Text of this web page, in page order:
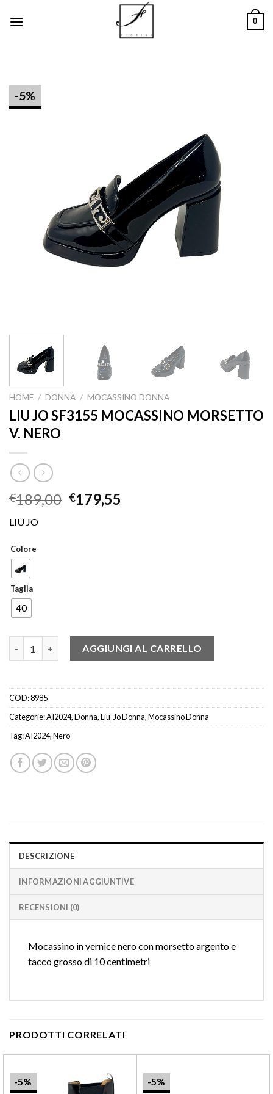
0
-5%
HOME / DONNA / MOCASSINO DONNA
LIU JO SF3155 MOCASSINO MORSETTO
V. NERO
€189,00 €179,55
LIU JO
Colore
Taglia
40
LIU JO SF3155 MOCASSINO MORSETTO V. NERO quantità
AGGIUNGI AL CARRELLO
COD:8985
Categorie:AI2024,Donna,Liu-Jo Donna,Mocassino Donna
Tag:AI2024,Nero
DESCRIZIONE
INFORMAZIONI AGGIUNTIVE
RECENSIONI (0)
Mocassino in vernice nero con morsetto argento e
tacco grosso di 10 centimetri
PRODOTTI CORRELATI
-5% -5%